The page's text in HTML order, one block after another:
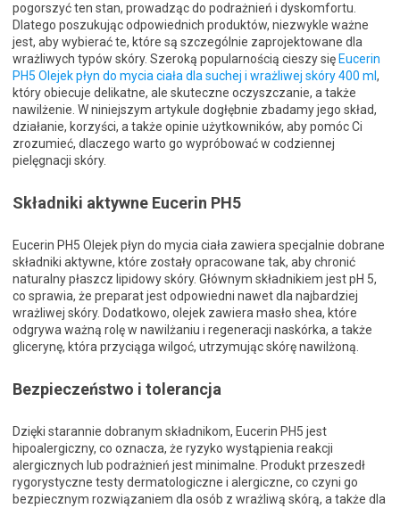
pogorszyć ten stan, prowadząc do podrażnień i dyskomfortu.
Dlatego poszukując odpowiednich produktów, niezwykle ważne
jest, aby wybierać te, które są szczególnie zaprojektowane dla
wrażliwych typów skóry. Szeroką popularnością cieszy się Eucerin
PH5 Olejek płyn do mycia ciała dla suchej i wrażliwej skóry 400 ml ,
który obiecuje delikatne, ale skuteczne oczyszczanie, a także
nawilżenie. W niniejszym artykule dogłębnie zbadamy jego skład,
działanie, korzyści, a także opinie użytkowników, aby pomóc Ci
zrozumieć, dlaczego warto go wypróbować w codziennej
pielęgnacji skóry.
Składniki aktywne Eucerin PH5
Eucerin PH5 Olejek płyn do mycia ciała zawiera specjalnie dobrane
składniki aktywne, które zostały opracowane tak, aby chronić
naturalny płaszcz lipidowy skóry. Głównym składnikiem jest pH 5,
co sprawia, że preparat jest odpowiedni nawet dla najbardziej
wrażliwej skóry. Dodatkowo, olejek zawiera masło shea, które
odgrywa ważną rolę w nawilżaniu i regeneracji naskórka, a także
glicerynę, która przyciąga wilgoć, utrzymując skórę nawilżoną.
Bezpieczeństwo i tolerancja
Dzięki starannie dobranym składnikom, Eucerin PH5 jest
hipoalergiczny, co oznacza, że ryzyko wystąpienia reakcji
alergicznych lub podrażnień jest minimalne. Produkt przeszedł
rygorystyczne testy dermatologiczne i alergiczne, co czyni go
bezpiecznym rozwiązaniem dla osób z wrażliwą skórą, a także dla